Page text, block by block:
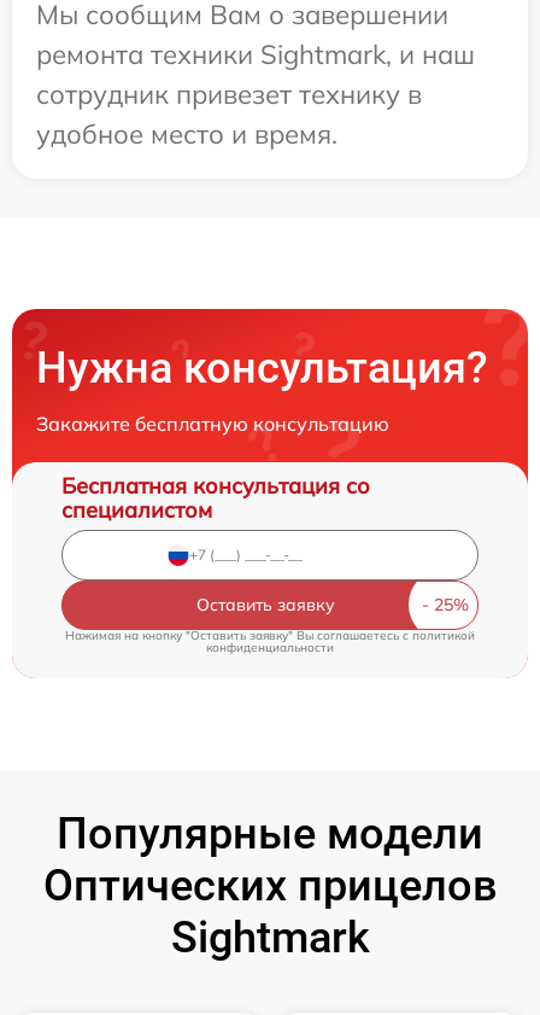
Мы сообщим Вам о завершении
ремонта техники Sightmark, и наш
сотрудник привезет технику в
удобное место и время.
Нужна консультация?
Закажите бесплатную консультацию
Бесплатная консультация со
специалистом
Оставить заявку
Нажимая на кнопку "Оставить заявку" Вы соглашаетесь cполитикой
конфиденциальности
Популярные модели
Оптических прицелов
Sightmark